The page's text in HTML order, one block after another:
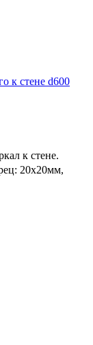
к стене d600
к стене.
20х20мм,